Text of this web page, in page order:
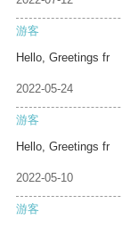
游客
Hello, Greetings fr
2022-05-24
游客
Hello, Greetings fr
2022-05-10
游客